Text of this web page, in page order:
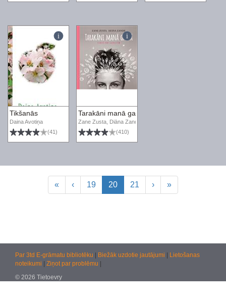
Tikšanās
Daina Avotiņa
(41)
Tarakāni manā galvā
Zane Zusta, Diāna Zande
(410)
« ‹ 19 20 21 › »
Par 3td E-grāmatu bibliotēku Biežāk uzdotie jautājumi
Lietošanas
noteikumi
Ziņot par problēmu
© 2026 Tietoevry